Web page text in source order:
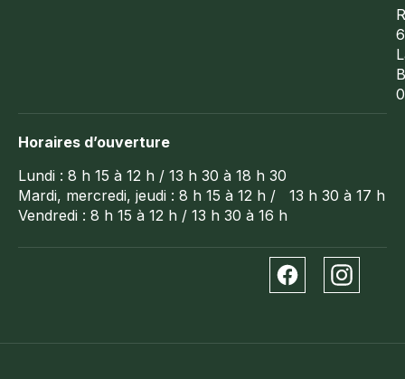
Horaires d’ouverture
Lundi : 8 h 15 à 12 h / 13 h 30 à 18 h 30
Mardi, mercredi, jeudi : 8 h 15 à 12 h / 13 h 30 à 17 h
Vendredi : 8 h 15 à 12 h / 13 h 30 à 16 h